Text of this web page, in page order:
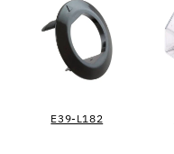
E39-L182